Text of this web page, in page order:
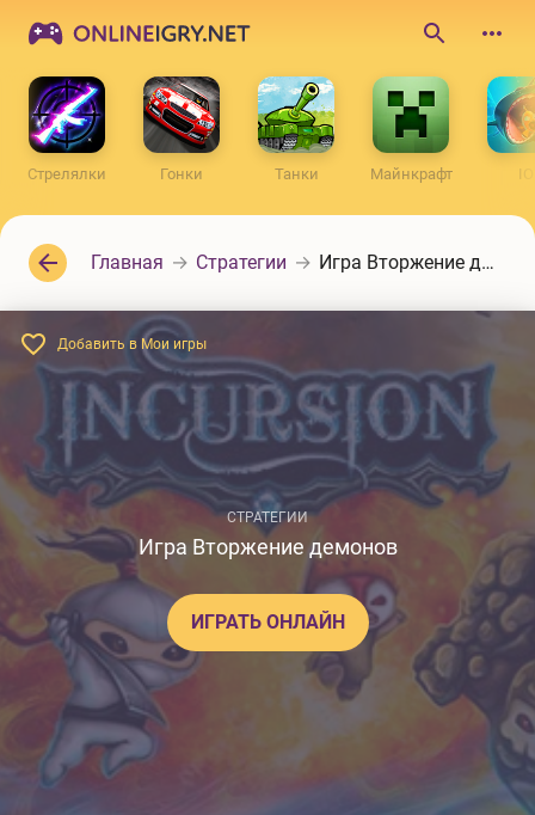
по
сайту
Стрелялки Гонки Танки Майнкрафт IO
Главная Стратегии Игра Вторжение демонов
СТРАТЕГИИ
Игра Вторжение демонов
ИГРАТЬ ОНЛАЙН
Добавить в Мои игры